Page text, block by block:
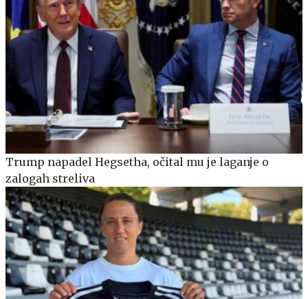
Trump napadel Hegsetha, očital mu je laganje o
zalogah streliva